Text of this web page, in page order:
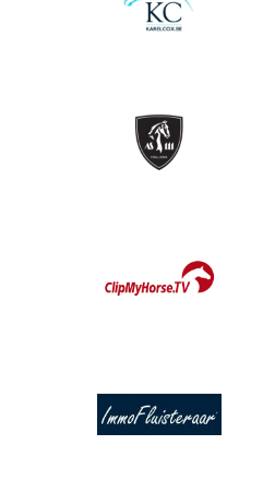
Afbeelding
Afbeelding